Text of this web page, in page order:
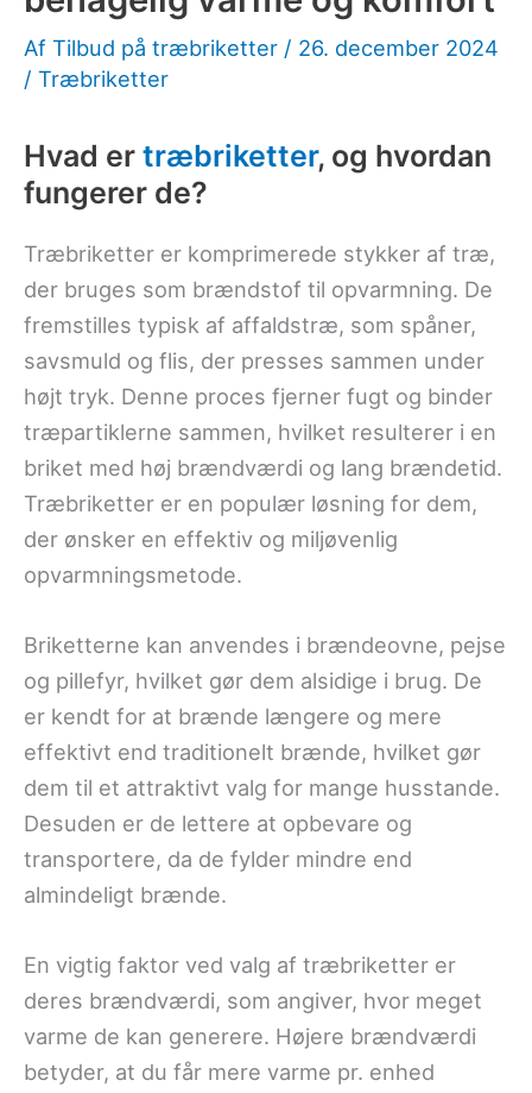
Af Tilbud på træbriketter / 26. december 2024
/ Træbriketter
Hvad er træbriketter, og hvordan
fungerer de?
Træbriketter er komprimerede stykker af træ,
der bruges som brændstof til opvarmning. De
fremstilles typisk af affaldstræ, som spåner,
savsmuld og flis, der presses sammen under
højt tryk. Denne proces fjerner fugt og binder
træpartiklerne sammen, hvilket resulterer i en
briket med høj brændværdi og lang brændetid.
Træbriketter er en populær løsning for dem,
der ønsker en effektiv og miljøvenlig
opvarmningsmetode.
Briketterne kan anvendes i brændeovne, pejse
og pillefyr, hvilket gør dem alsidige i brug. De
er kendt for at brænde længere og mere
effektivt end traditionelt brænde, hvilket gør
dem til et attraktivt valg for mange husstande.
Desuden er de lettere at opbevare og
transportere, da de fylder mindre end
almindeligt brænde.
En vigtig faktor ved valg af træbriketter er
deres brændværdi, som angiver, hvor meget
varme de kan generere. Højere brændværdi
betyder, at du får mere varme pr. enhed